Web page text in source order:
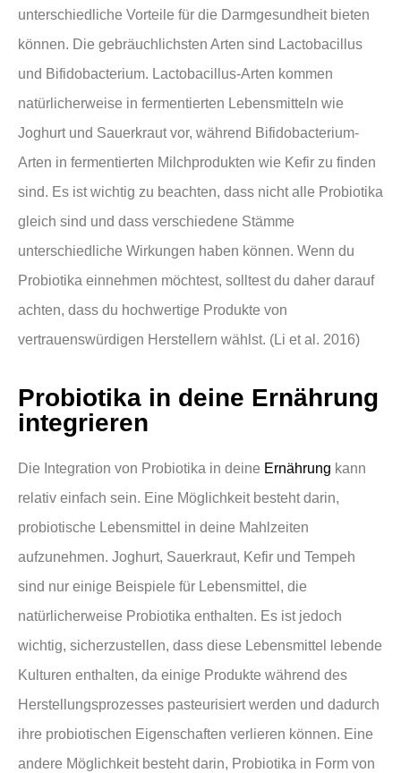
unterschiedliche Vorteile für die Darmgesundheit bieten
können. Die gebräuchlichsten Arten sind Lactobacillus
und Bifidobacterium. Lactobacillus-Arten kommen
natürlicherweise in fermentierten Lebensmitteln wie
Joghurt und Sauerkraut vor, während Bifidobacterium-
Arten in fermentierten Milchprodukten wie Kefir zu finden
sind. Es ist wichtig zu beachten, dass nicht alle Probiotika
gleich sind und dass verschiedene Stämme
unterschiedliche Wirkungen haben können. Wenn du
Probiotika einnehmen möchtest, solltest du daher darauf
achten, dass du hochwertige Produkte von
vertrauenswürdigen Herstellern wählst. (Li et al. 2016)
Probiotika in deine Ernährung
integrieren
Die Integration von Probiotika in deine Ernährung kann
relativ einfach sein. Eine Möglichkeit besteht darin,
probiotische Lebensmittel in deine Mahlzeiten
aufzunehmen. Joghurt, Sauerkraut, Kefir und Tempeh
sind nur einige Beispiele für Lebensmittel, die
natürlicherweise Probiotika enthalten. Es ist jedoch
wichtig, sicherzustellen, dass diese Lebensmittel lebende
Kulturen enthalten, da einige Produkte während des
Herstellungsprozesses pasteurisiert werden und dadurch
ihre probiotischen Eigenschaften verlieren können. Eine
andere Möglichkeit besteht darin, Probiotika in Form von